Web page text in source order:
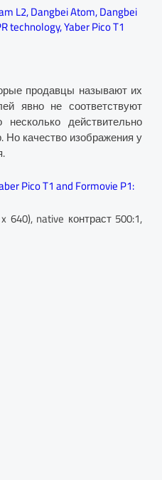
L2,Dangbei Atom,Dangbei
technology,Yaber Pico T1
продавцы называют их
явно не соответствуют
действительно
качество изображения у
Pico T1 and Formovie P1:
native контраст 500:1,